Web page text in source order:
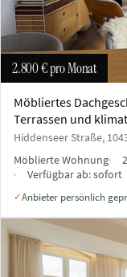
2.800 €pro Monat
Möbliertes
Terrassen und
Hiddenseer Straße,
Möblierte Wohnung
Verfügbar ab:sofort
✓Anbieter persönlich